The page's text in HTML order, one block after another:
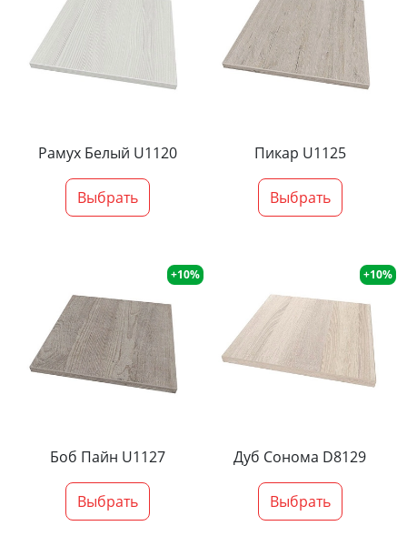
Рамух Белый U1120
Выбрать
Пикар U1125
Выбрать
+10%
Боб Пайн U1127
Выбрать
+10%
Дуб Сонома D8129
Выбрать